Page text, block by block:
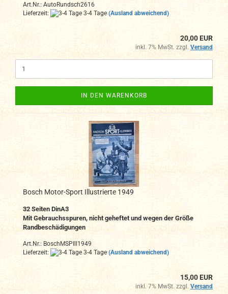
Art.Nr.: AutoRundsch2616
Lieferzeit:
3-4 Tage (Ausland abweichend)
20,00 EUR
inkl. 7% MwSt. zzgl. Versand
IN DEN WARENKORB
Bosch Motor-Sport Illustrierte 1949
32 Seiten DinA3
Mit Gebrauchsspuren, nicht geheftet und wegen der Größe
Randbeschädigungen
Art.Nr.: BoschMSPIll1949
Lieferzeit:
3-4 Tage (Ausland abweichend)
15,00 EUR
inkl. 7% MwSt. zzgl. Versand